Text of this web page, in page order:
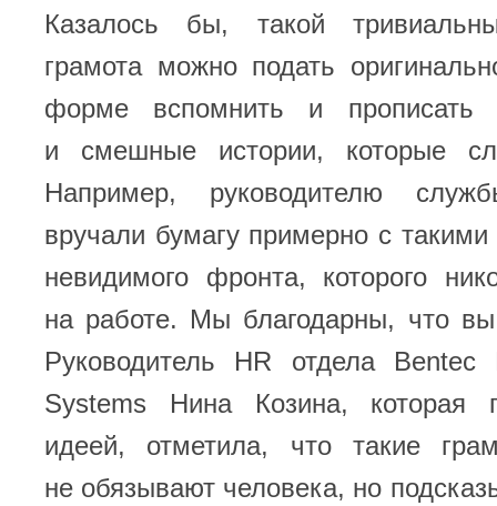
Казалось бы, такой
грамота можно подать
форме вспомнить и прописать
и смешные истории, которые
Например, руководителю
вручали бумагу примерно с
невидимого фронта, которого
на работе. Мы благодарны, что
Руководитель HR отдела
Systems Нина Козина, которая
идеей, отметила, что такие
не обязывают человека, но